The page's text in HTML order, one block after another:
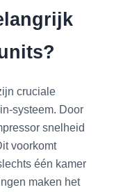
cruciale
systeem. Door
snelheid
voorkomt
één kamer
maken het